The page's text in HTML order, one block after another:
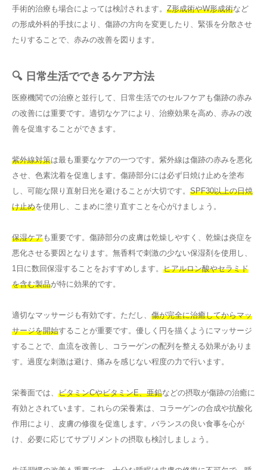
手術的治療も場合によっては検討されます。 Z形成術やW形成術など
の形成外科的手技により、傷跡の方向を変更したり、緊張を分散させ
たりすることで、赤みの改善を図ります。
🔍 日常生活でできるケア方法
医療機関での治療と並行して、日常生活でのセルフケアも傷跡の赤み
の改善には重要です。適切なケアにより、治療効果を高め、赤みの改
善を促進することができます。
紫外線対策は最も重要なケアの一つです。紫外線は傷跡の赤みを悪化
させ、色素沈着を促進します。傷跡部分には必ず日焼け止めを塗布
し、可能な限り直射日光を避けることが大切です。 SPF30以上の日焼
け止めを使用し、こまめに塗り直すことを心がけましょう。
保湿ケアも重要です。傷跡部分の皮膚は乾燥しやすく、乾燥は炎症を
悪化させる要因となります。無香料で刺激の少ない保湿剤を使用し、
1日に数回保湿することをおすすめします。 ヒアルロン酸やセラミド
を含む製品が特に効果的です。
適切なマッサージも有効です。ただし、 傷が完全に治癒してからマッ
サージを開始することが重要です。優しく円を描くようにマッサージ
することで、血流を改善し、コラーゲンの配列を整える効果がありま
す。過度な刺激は避け、痛みを感じない程度の力で行います。
栄養面では、 ビタミンCやビタミンE、亜鉛などの摂取が傷跡の治癒に
有効とされています。これらの栄養素は、コラーゲンの合成や抗酸化
作用により、皮膚の修復を促進します。バランスの良い食事を心が
け、必要に応じてサプリメントの摂取も検討しましょう。